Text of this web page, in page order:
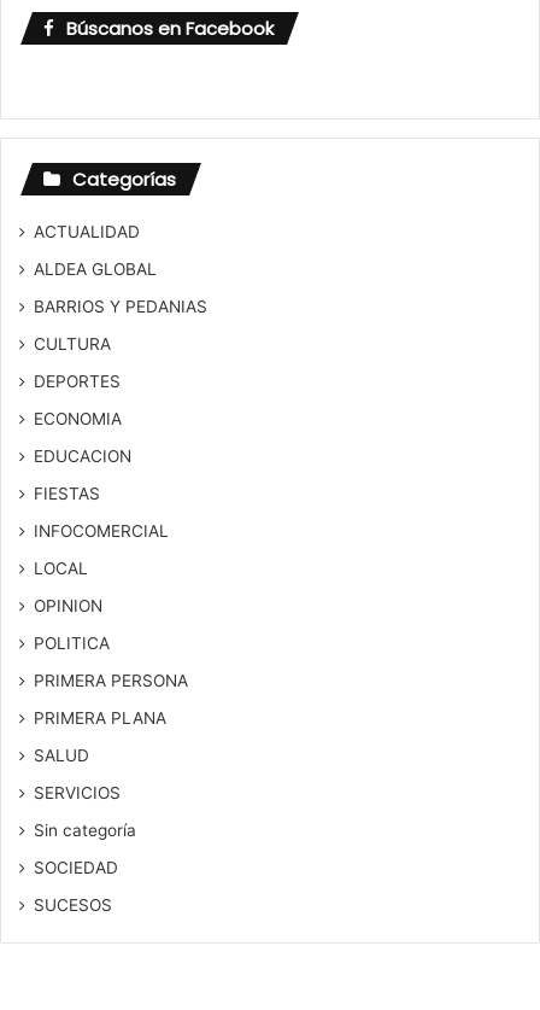
Búscanos en Facebook
Categorías
ACTUALIDAD
ALDEA GLOBAL
BARRIOS Y PEDANIAS
CULTURA
DEPORTES
ECONOMIA
EDUCACION
FIESTAS
INFOCOMERCIAL
LOCAL
OPINION
POLITICA
PRIMERA PERSONA
PRIMERA PLANA
SALUD
SERVICIOS
Sin categoría
SOCIEDAD
SUCESOS